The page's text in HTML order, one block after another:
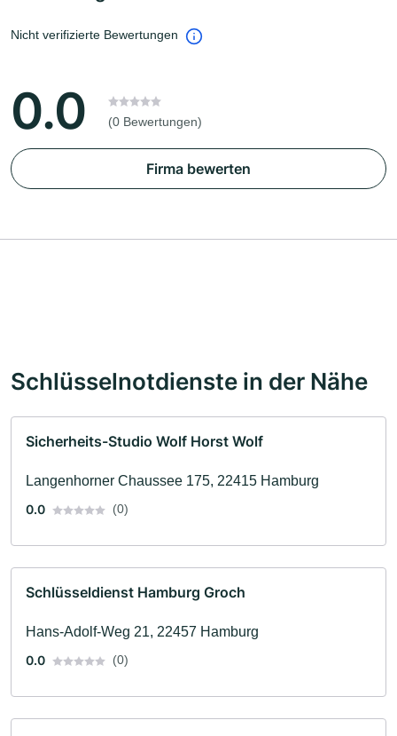
Nicht verifizierte Bewertungen
0.0 (0 Bewertungen)
Firma bewerten
Schlüsselnotdienste in der Nähe
Sicherheits-Studio Wolf Horst Wolf
Langenhorner Chaussee 175, 22415 Hamburg
0.0
(0)
Schlüsseldienst Hamburg Groch
Hans-Adolf-Weg 21, 22457 Hamburg
0.0
(0)